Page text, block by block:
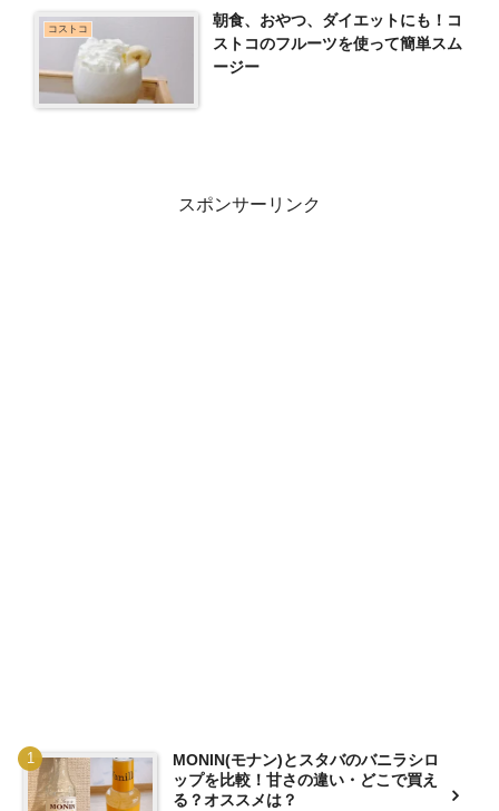
コストコ
朝食、おやつ、ダイエットにも！コ
ストコのフルーツを使って簡単スム
ージー
スポンサーリンク
MONIN(モナン)とスタバのバニラシロ
ップを比較！甘さの違い・どこで買え
る？オススメは？